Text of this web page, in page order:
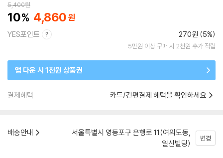
5,400원
10 4,860
YES포인트 270원 (5%)
5만원 이상 구매 시 2천원 추가 적립
앱 다운 시 1천원 상품권
결제혜택 카드/간편결제 혜택을 확인하세요
배송안내
서울특별시 영등포구 은행로 11(여의도동,
일신빌딩)
변경